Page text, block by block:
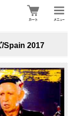
/Spain 2017